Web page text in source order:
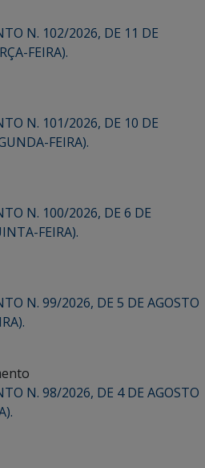
N. 102/2026, DE 11 DE
FEIRA).
N. 101/2026, DE 10 DE
FEIRA).
N. 100/2026, DE 6 DE
FEIRA).
N. 99/2026, DE 5 DE AGOSTO
N. 98/2026, DE 4 DE AGOSTO